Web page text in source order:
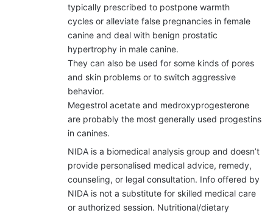
typically prescribed to postpone warmth
cycles or alleviate false pregnancies in female
canine and deal with benign prostatic
hypertrophy in male canine.
They can also be used for some kinds of pores
and skin problems or to switch aggressive
behavior.
Megestrol acetate and medroxyprogesterone
are probably the most generally used progestins
in canines.
NIDA is a biomedical analysis group and doesn’t
provide personalised medical advice, remedy,
counseling, or legal consultation. Info offered by
NIDA is not a substitute for skilled medical care
or authorized session. Nutritional/dietary